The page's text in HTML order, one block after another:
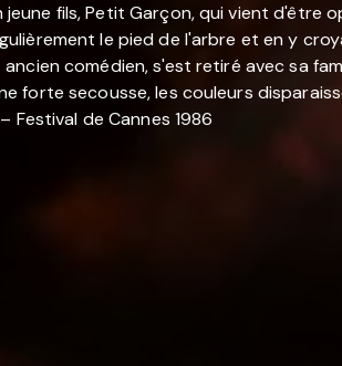
fils, Petit Garçon, qui vient
le pied de l'arbre et en y
comédien, s'est retiré avec sa
forte secousse, les couleurs
Festival de Cannes 1986